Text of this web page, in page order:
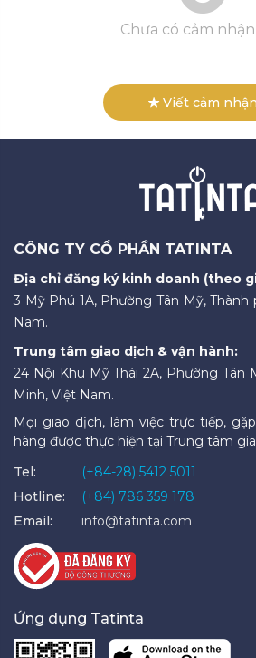
Chưa có cảm
Viết cảm nhận
CÔNG TY CỔ PHẦN TATINTA
Địa chỉ đăng ký kinh doanh (theo
3 Mỹ Phú 1A, Phường Tân Mỹ,
Nam.
Trung tâm giao dịch & vận hành:
24 Nội Khu Mỹ Thái 2A, Phường Tân
Minh, Việt Nam.
Mọi giao dịch, làm việc trực tiếp,
hàng được thực hiện tại Trung tâm
Tel:
(+84-28) 5412 5011
Hotline:
(+84) 786 359 178
Email:
info@tatinta.com
Ứng dụng Tatinta